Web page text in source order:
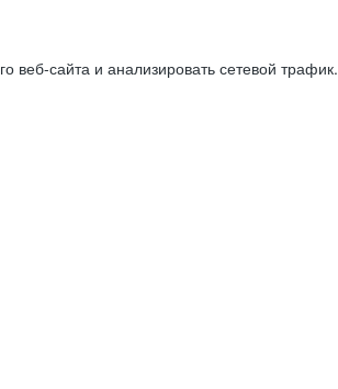
сайта и анализировать сетевой трафик.